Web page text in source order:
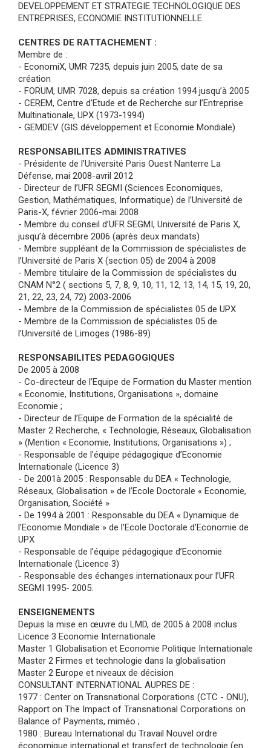
DEVELOPPEMENT ET STRATEGIE TECHNOLOGIQUE DES
ENTREPRISES, ECONOMIE INSTITUTIONNELLE
CENTRES DE RATTACHEMENT :
Membre de :
- EconomiX, UMR 7235, depuis juin 2005, date de sa
création
- FORUM, UMR 7028, depuis sa création 1994 jusqu’à 2005
- CEREM, Centre d’Etude et de Recherche sur l’Entreprise
Multinationale, UPX (1973-1994)
- GEMDEV (GIS développement et Economie Mondiale)
RESPONSABILITES ADMINISTRATIVES
- Présidente de l’Université Paris Ouest Nanterre La
Défense, mai 2008-avril 2012
- Directeur de l’UFR SEGMI (Sciences Economiques,
Gestion, Mathématiques, Informatique) de l’Université de
Paris-X, février 2006-mai 2008
- Membre du conseil d’UFR SEGMI, Université de Paris X,
jusqu’à décembre 2006 (après deux mandats)
- Membre suppléant de la Commission de spécialistes de
l’Université de Paris X (section 05) de 2004 à 2008
- Membre titulaire de la Commission de spécialistes du
CNAM N°2 ( sections 5, 7, 8, 9, 10, 11, 12, 13, 14, 15, 19, 20,
21, 22, 23, 24, 72) 2003-2006
- Membre de la Commission de spécialistes 05 de UPX
- Membre de la Commission de spécialistes 05 de
l’Université de Limoges (1986-89)
RESPONSABILITES PEDAGOGIQUES
De 2005 à 2008
- Co-directeur de l’Equipe de Formation du Master mention
« Economie, Institutions, Organisations », domaine
Economie ;
- Directeur de l’Equipe de Formation de la spécialité de
Master 2 Recherche, « Technologie, Réseaux, Globalisation
» (Mention « Economie, Institutions, Organisations ») ;
- Responsable de l’équipe pédagogique d’Economie
Internationale (Licence 3)
- De 2001à 2005 : Responsable du DEA « Technologie,
Réseaux, Globalisation » de l’Ecole Doctorale « Economie,
Organisation, Société »
- De 1994 à 2001 : Responsable du DEA « Dynamique de
l’Economie Mondiale » de l’Ecole Doctorale d’Economie de
UPX
- Responsable de l’équipe pédagogique d’Economie
Internationale (Licence 3)
- Responsable des échanges internationaux pour l’UFR
SEGMI 1995- 2005.
ENSEIGNEMENTS
Depuis la mise en œuvre du LMD, de 2005 à 2008 inclus
Licence 3 Economie Internationale
Master 1 Globalisation et Economie Politique Internationale
Master 2 Firmes et technologie dans la globalisation
Master 2 Europe et niveaux de décision
CONSULTANT INTERNATIONAL AUPRES DE :
1977 : Center on Transnational Corporations (CTC - ONU),
Rapport on The Impact of Transnational Corporations on
Balance of Payments, miméo ;
1980 : Bureau International du Travail Nouvel ordre
économique international et transfert de technologie (en